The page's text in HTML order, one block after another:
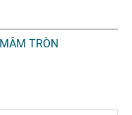
TRÒN